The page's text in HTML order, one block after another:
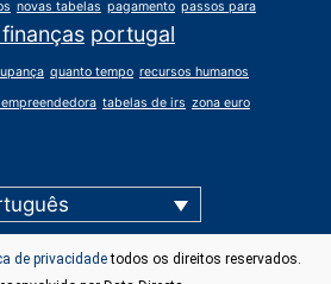
novas tabelas pagamento passos para
portugal
quanto tempo recursos humanos
tabelas de irs zona euro
de privacidadetodos os direitos reservados.